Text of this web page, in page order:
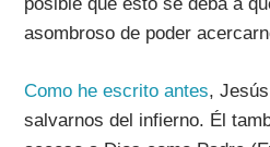
asombroso de poder
Como he escrito antes,
salvarnos del infierno. Él